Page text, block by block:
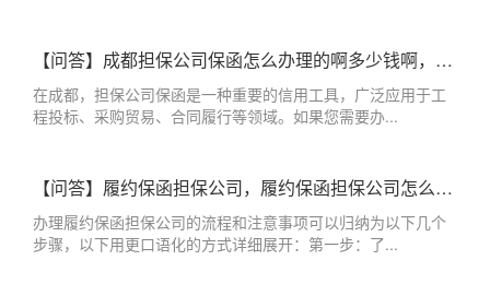
【问答】成都担保公司保函怎么办理的啊多少钱啊，成都办理保函的担保公司
在成都，担保公司保函是一种重要的信用工具，广泛应用于工
程投标、采购贸易、合同履行等领域。如果您需要办...
【问答】履约保函担保公司，履约保函担保公司怎么办理
办理履约保函担保公司的流程和注意事项可以归纳为以下几个
步骤，以下用更口语化的方式详细展开：第一步：了...